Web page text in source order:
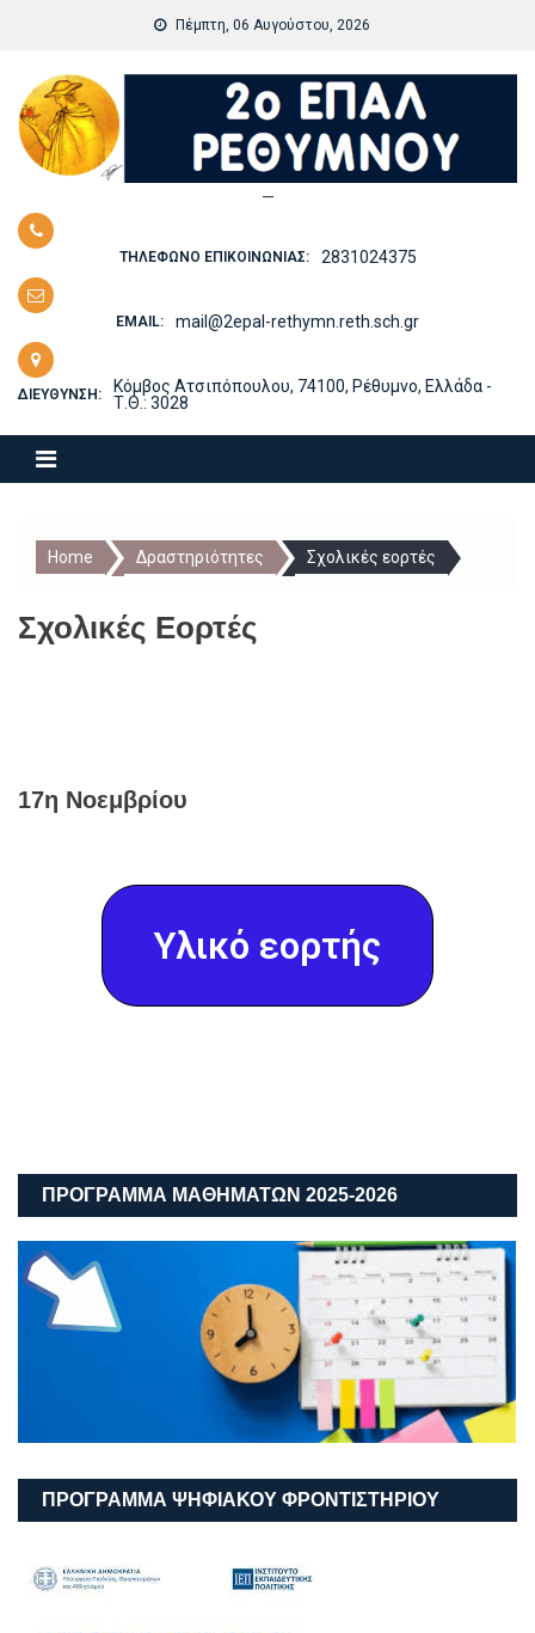
content
Πέμπτη, 06 Αυγούστου, 2026
—
ΤΗΛΈΦΩΝΟ ΕΠΙΚΟΙΝΩΝΊΑΣ: 2831024375
EMAIL: mail@2epal-rethymn.reth.sch.gr
ΔΙΕΎΘΥΝΣΗ:
Κόμβος Ατσιπόπουλου, 74100, Ρέθυμνο, Ελλάδα -
Τ.Θ.: 3028
Home Δραστηριότητες Σχολικές εορτές
Σχολικές Εορτές
17η Νοεμβρίου
Υλικό εορτής
ΠΡΟΓΡΑΜΜΑ ΜΑΘΗΜΑΤΩΝ 2025-2026
ΠΡΟΓΡΑΜΜΑ ΨΗΦΙΑΚΟΥ ΦΡΟΝΤΙΣΤΗΡΙΟΥ